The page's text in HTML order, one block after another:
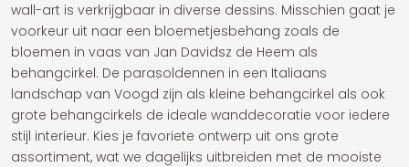
wall-art is verkrijgbaar in diverse dessins. Misschien gaat je
voorkeur uit naar een bloemetjesbehang zoals de
bloemen in vaas van Jan Davidsz de Heem als
behangcirkel. De parasoldennen in een Italiaans
landschap van Voogd zijn als kleine behangcirkel als ook
grote behangcirkels de ideale wanddecoratie voor iedere
stijl interieur. Kies je favoriete ontwerp uit ons grote
assortiment, wat we dagelijks uitbreiden met de mooiste